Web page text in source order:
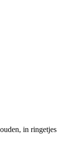
in ringetjes